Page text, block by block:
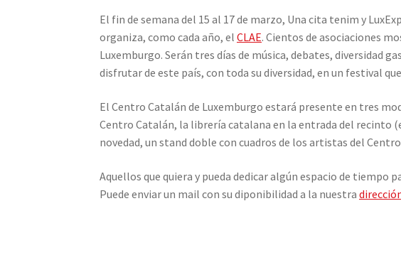
El fin de semana del 15 al 17 de marzo, Una cita tenim y
organiza, como cada año, elCLAE.Cientos de asociaciones
Luxemburgo. Serán tres días de música, debates, diversidad
disfrutar de este país, con toda su diversidad, en un festival
El Centro Catalán de Luxemburgo estará presente en tres
Centro Catalán, la librería catalana en la entrada del recinto
novedad, un stand doble con cuadros de los artistas del
Aquellos que quiera y pueda dedicar algún espacio de tiempo
Puede enviar un mail con su diponibilidad a la nuestra